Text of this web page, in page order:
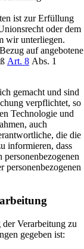
ist zur Erfüllung
oder dem
wir unterliegen.
auf angebotene
Art. 8 Abs. 1
gemacht und sind
verpflichtet, so
Technologie und
auch
die die
informieren, dass
personenbezogenen
Verarbeitung zu
gegeben ist: